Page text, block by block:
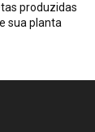
produzidas
sua planta